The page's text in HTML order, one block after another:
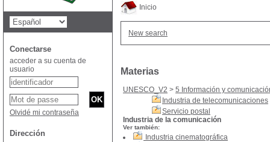
Inicio
New search
Materias
UNESCO_V2 > 5 Información y
Industria de telecomunicaciones
Servicio postal
Industria de la comunicación
Ver también:
Industria cinematográfica
Conectarse
acceder a su cuenta de
usuario
Olvidé mi contraseña
Dirección